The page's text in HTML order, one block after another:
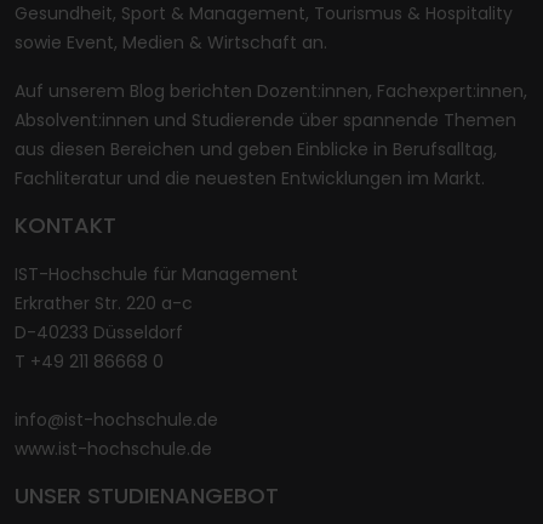
Gesundheit, Sport & Management, Tourismus & Hospitality
sowie Event, Medien & Wirtschaft an.
Auf unserem Blog berichten Dozent:innen, Fachexpert:innen,
Absolvent:innen und Studierende über spannende Themen
aus diesen Bereichen und geben Einblicke in Berufsalltag,
Fachliteratur und die neuesten Entwicklungen im Markt.
KONTAKT
IST-Hochschule für Management
Erkrather Str. 220 a-c
D-40233 Düsseldorf
T +49 211 86668 0
info@ist-hochschule.de
www.ist-hochschule.de
UNSER STUDIENANGEBOT